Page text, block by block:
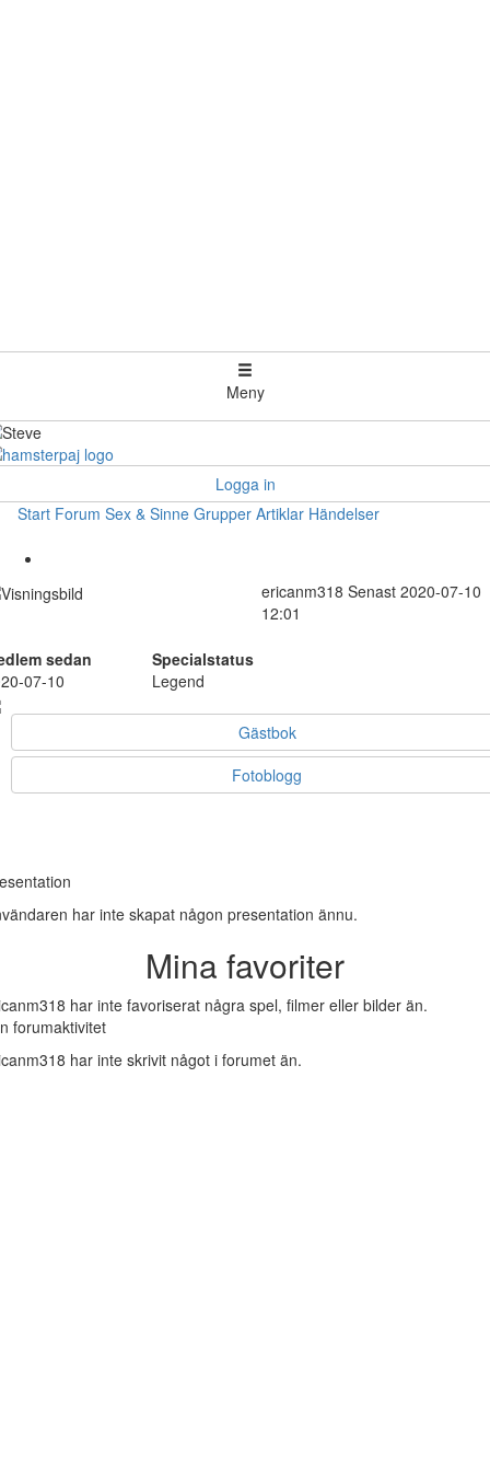
Meny
Logga in
Start Forum Sex & Sinne Grupper Artiklar Händelser
ericanm318 Senast 2020-07-10
12:01
sedan
Specialstatus
07-10
Legend
Gästbok
Fotoblogg
har inte skapat någon presentation ännu.
Mina favoriter
har inte favoriserat några spel, filmer eller bilder än.
forumaktivitet
har inte skrivit något i forumet än.